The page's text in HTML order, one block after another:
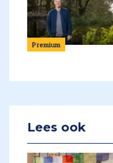
Premium
Lees ook